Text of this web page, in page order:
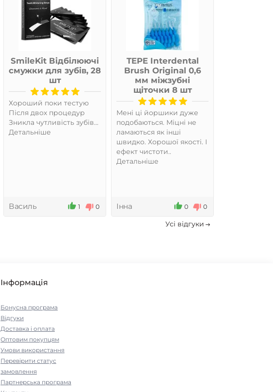
SmileKit Відбілюючі
смужки для зубів, 28
шт
Хороший поки тестую
Після двох процедур
Зникла чутливість зубів...
Детальніше
Василь 1 0
TEPE Interdental
Brush Original 0,6
мм міжзубні
щіточки 8 шт
Мені ці йоршики дуже
подобаються. Міцні не
ламаються як інші
швидко. Хорошої якості. І
ефект чистоти..
Детальніше
Інна 0 0
Усi вiдгуки
Інформація
Бонусна програма
Відгуки
Доставка і оплата
Оптовим покупцям
Умови використання
Перевірити статус
замовлення
Партнерська програма